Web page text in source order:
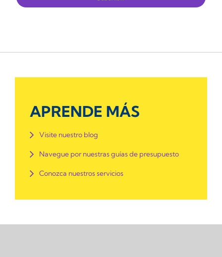
APRENDE MÁS
Visite nuestro blog
Navegue por nuestras guías de presupuesto
Conozca nuestros servicios